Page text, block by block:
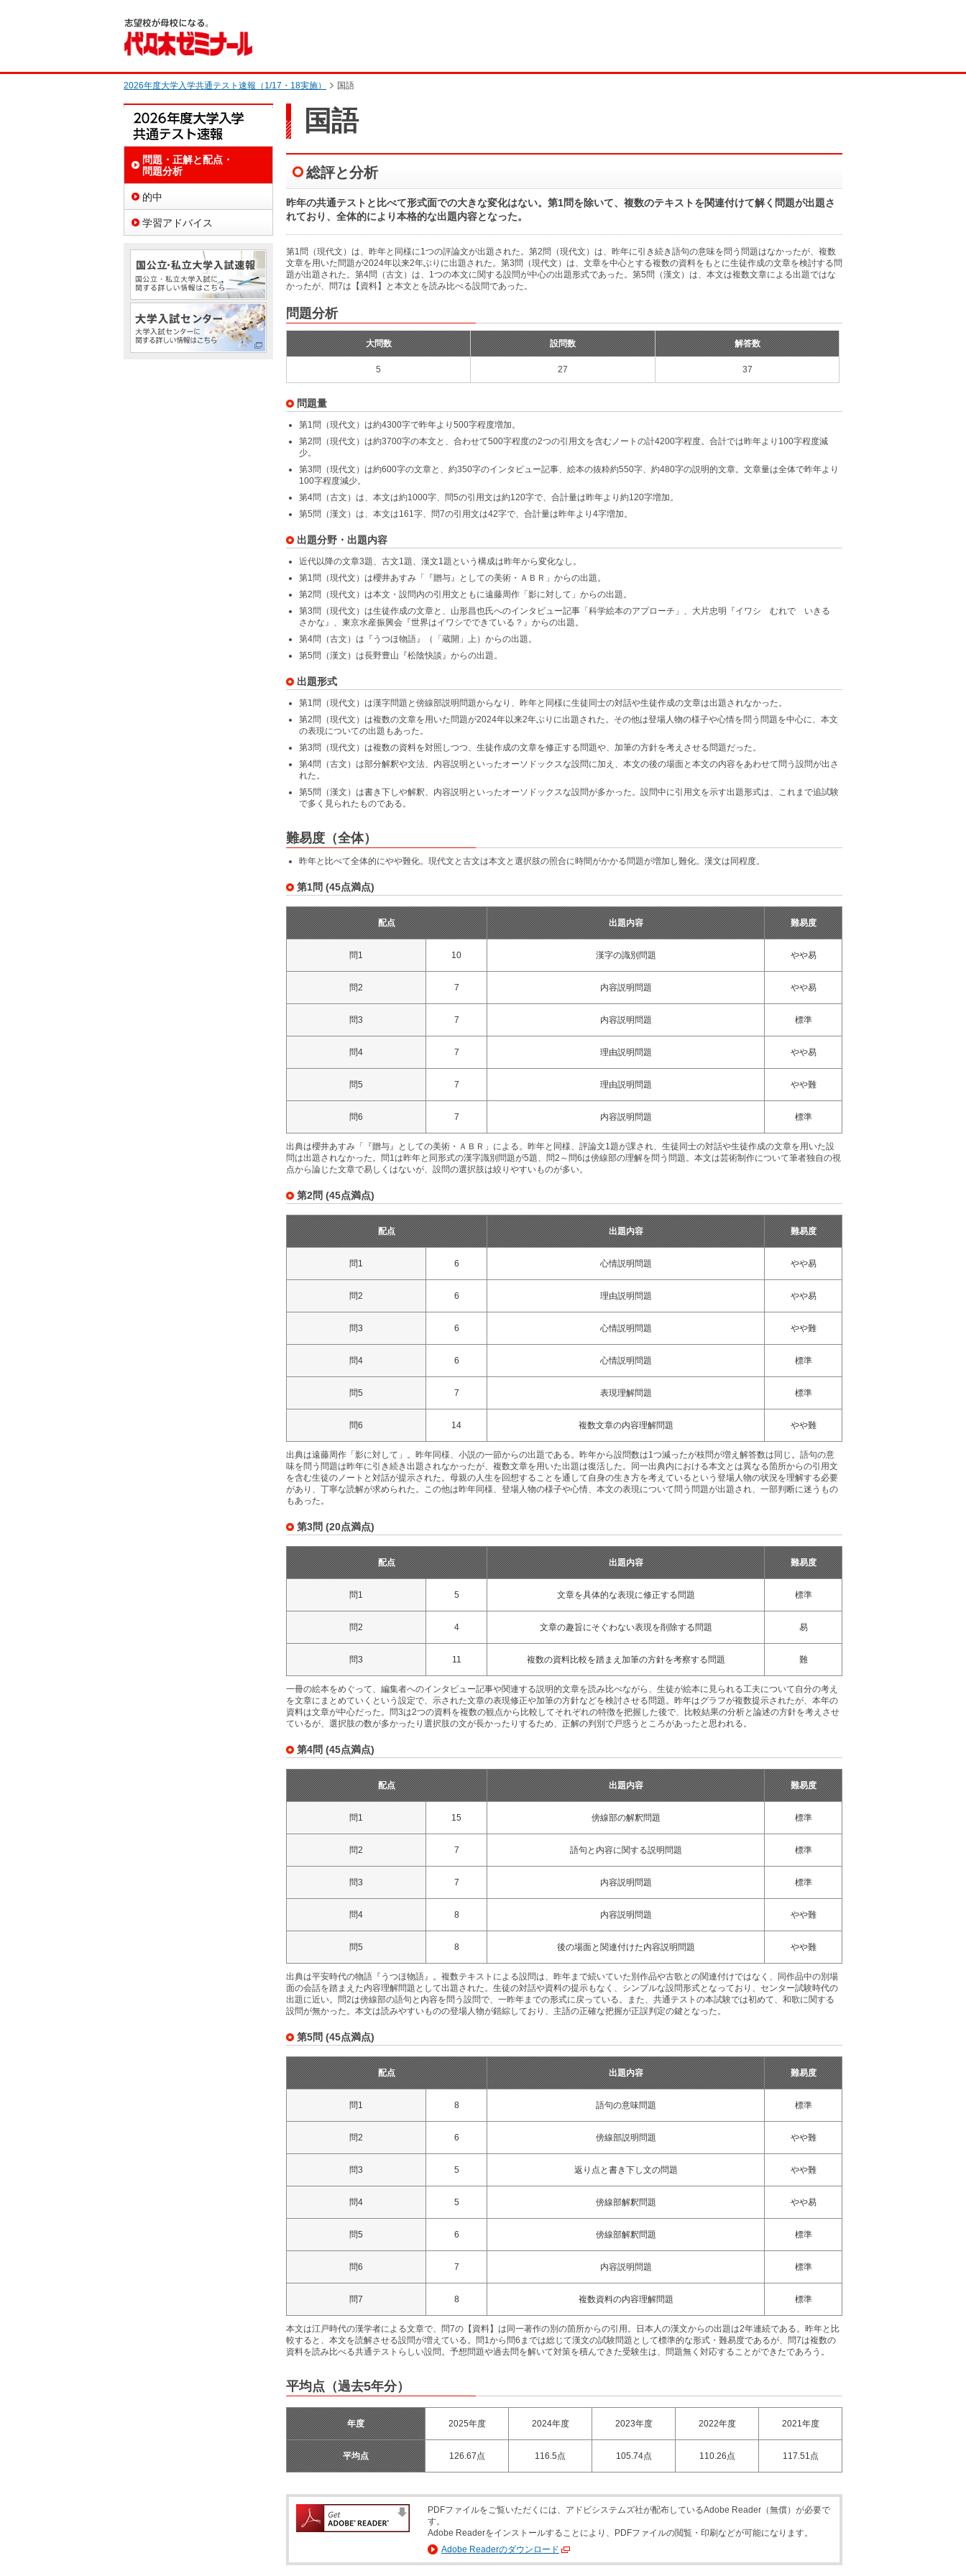
2026年度大学入学共通テスト速報（1/17・18実施） 国語
国語
総評と分析
昨年の共通テストと比べて形式面での大きな変化はない。第1問を除いて、複数のテキストを関連付けて解く問題が出題さ
れており、全体的により本格的な出題内容となった。
第1問（現代文）は、昨年と同様に1つの評論文が出題された。第2問（現代文）は、昨年に引き続き語句の意味を問う問題はなかったが、複数
文章を用いた問題が2024年以来2年ぶりに出題された。第3問（現代文）は、文章を中心とする複数の資料をもとに生徒作成の文章を検討する問
題が出題された。第4問（古文）は、1つの本文に関する設問が中心の出題形式であった。第5問（漢文）は、本文は複数文章による出題ではな
かったが、問7は【資料】と本文とを読み比べる設問であった。
問題分析
大問数
5
設問数
27
解答数
37
問題量
第1問（現代文）は約4300字で昨年より500字程度増加。
第2問（現代文）は約3700字の本文と、合わせて500字程度の2つの引用文を含むノートの計4200字程度。合計では昨年より100字程度減
少。
第3問（現代文）は約600字の文章と、約350字のインタビュー記事、絵本の抜粋約550字、約480字の説明的文章。文章量は全体で昨年より
100字程度減少。
第4問（古文）は、本文は約1000字、問5の引用文は約120字で、合計量は昨年より約120字増加。
第5問（漢文）は、本文は161字、問7の引用文は42字で、合計量は昨年より4字増加。
出題分野・出題内容
近代以降の文章3題、古文1題、漢文1題という構成は昨年から変化なし。
第1問（現代文）は櫻井あすみ「『贈与』としての美術・ＡＢＲ」からの出題。
第2問（現代文）は本文・設問内の引用文ともに遠藤周作「影に対して」からの出題。
第3問（現代文）は生徒作成の文章と、山形昌也氏へのインタビュー記事「科学絵本のアプローチ」、大片忠明『イワシ むれで いきる
さかな』、東京水産振興会『世界はイワシでできている？』からの出題。
第4問（古文）は『うつほ物語』（「蔵開」上）からの出題。
第5問（漢文）は長野豊山『松陰快談』からの出題。
出題形式
第1問（現代文）は漢字問題と傍線部説明問題からなり、昨年と同様に生徒同士の対話や生徒作成の文章は出題されなかった。
第2問（現代文）は複数の文章を用いた問題が2024年以来2年ぶりに出題された。その他は登場人物の様子や心情を問う問題を中心に、本文
の表現についての出題もあった。
第3問（現代文）は複数の資料を対照しつつ、生徒作成の文章を修正する問題や、加筆の方針を考えさせる問題だった。
第4問（古文）は部分解釈や文法、内容説明といったオーソドックスな設問に加え、本文の後の場面と本文の内容をあわせて問う設問が出さ
れた。
第5問（漢文）は書き下しや解釈、内容説明といったオーソドックスな設問が多かった。設問中に引用文を示す出題形式は、これまで追試験
で多く見られたものである。
難易度（全体）
昨年と比べて全体的にやや難化。現代文と古文は本文と選択肢の照合に時間がかかる問題が増加し難化。漢文は同程度。
第1問 (45点満点)
配点 出題内容 難易度
問1 10 漢字の識別問題 やや易
問2 7 内容説明問題 やや易
問3 7 内容説明問題 標準
問4 7 理由説明問題 やや易
問5 7 理由説明問題 やや難
問6 7 内容説明問題 標準
出典は櫻井あすみ「『贈与』としての美術・ＡＢＲ」による。昨年と同様、評論文1題が課され、生徒同士の対話や生徒作成の文章を用いた設
問は出題されなかった。問1は昨年と同形式の漢字識別問題が5題、問2～問6は傍線部の理解を問う問題。本文は芸術制作について筆者独自の視
点から論じた文章で易しくはないが、設問の選択肢は絞りやすいものが多い。
第2問 (45点満点)
配点 出題内容 難易度
問1 6 心情説明問題 やや易
問2 6 理由説明問題 やや易
問3 6 心情説明問題 やや難
問4 6 心情説明問題 標準
問5 7 表現理解問題 標準
問6 14 複数文章の内容理解問題 やや難
出典は遠藤周作「影に対して」。昨年同様、小説の一節からの出題である。昨年から設問数は1つ減ったが枝問が増え解答数は同じ。語句の意
味を問う問題は昨年に引き続き出題されなかったが、複数文章を用いた出題は復活した。同一出典内における本文とは異なる箇所からの引用文
を含む生徒のノートと対話が提示された。母親の人生を回想することを通して自身の生き方を考えているという登場人物の状況を理解する必要
があり、丁寧な読解が求められた。この他は昨年同様、登場人物の様子や心情、本文の表現について問う問題が出題され、一部判断に迷うもの
もあった。
第3問 (20点満点)
配点 出題内容 難易度
問1 5 文章を具体的な表現に修正する問題 標準
問2 4 文章の趣旨にそぐわない表現を削除する問題 易
問3 11 複数の資料比較を踏まえ加筆の方針を考察する問題 難
一冊の絵本をめぐって、編集者へのインタビュー記事や関連する説明的文章を読み比べながら、生徒が絵本に見られる工夫について自分の考え
を文章にまとめていくという設定で、示された文章の表現修正や加筆の方針などを検討させる問題。昨年はグラフが複数提示されたが、本年の
資料は文章が中心だった。問3は2つの資料を複数の観点から比較してそれぞれの特徴を把握した後で、比較結果の分析と論述の方針を考えさせ
ているが、選択肢の数が多かったり選択肢の文が長かったりするため、正解の判別で戸惑うところがあったと思われる。
第4問 (45点満点)
配点 出題内容 難易度
問1 15 傍線部の解釈問題 標準
問2 7 語句と内容に関する説明問題 標準
問3 7 内容説明問題 標準
問4 8 内容説明問題 やや難
問5 8 後の場面と関連付けた内容説明問題 やや難
出典は平安時代の物語『うつほ物語』。複数テキストによる設問は、昨年まで続いていた別作品や古歌との関連付けではなく、同作品中の別場
面の会話を踏まえた内容理解問題として出題された。生徒の対話や資料の提示もなく、シンプルな設問形式となっており、センター試験時代の
出題に近い。問2は傍線部の語句と内容を問う設問で、一昨年までの形式に戻っている。また、共通テストの本試験では初めて、和歌に関する
設問が無かった。本文は読みやすいものの登場人物が錯綜しており、主語の正確な把握が正誤判定の鍵となった。
第5問 (45点満点)
配点 出題内容 難易度
問1 8 語句の意味問題 標準
問2 6 傍線部説明問題 やや難
問3 5 返り点と書き下し文の問題 やや難
問4 5 傍線部解釈問題 やや易
問5 6 傍線部解釈問題 標準
問6 7 内容説明問題 標準
問7 8 複数資料の内容理解問題 標準
本文は江戸時代の漢学者による文章で、問7の【資料】は同一著作の別の箇所からの引用。日本人の漢文からの出題は2年連続である。昨年と比
較すると、本文を読解させる設問が増えている。問1から問6までは総じて漢文の試験問題として標準的な形式・難易度であるが、問7は複数の
資料を読み比べる共通テストらしい設問。予想問題や過去問を解いて対策を積んできた受験生は、問題無く対応することができたであろう。
平均点（過去5年分）
年度 2025年度 2024年度 2023年度 2022年度 2021年度
平均点 126.67点 116.5点 105.74点 110.26点 117.51点
PDFファイルをご覧いただくには、アドビシステムズ社が配布しているAdobe Reader（無償）が必要で
す。
Adobe Readerをインストールすることにより、PDFファイルの閲覧・印刷などが可能になります。
Adobe Readerのダウンロード
2026年度大学入学共通テスト速報（1/17・18実施）
問題・正解と配点・
問題分析
的中
学習アドバイス